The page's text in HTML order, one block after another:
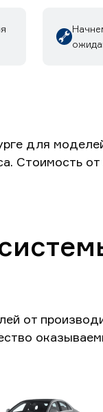
для
Стоимость
от